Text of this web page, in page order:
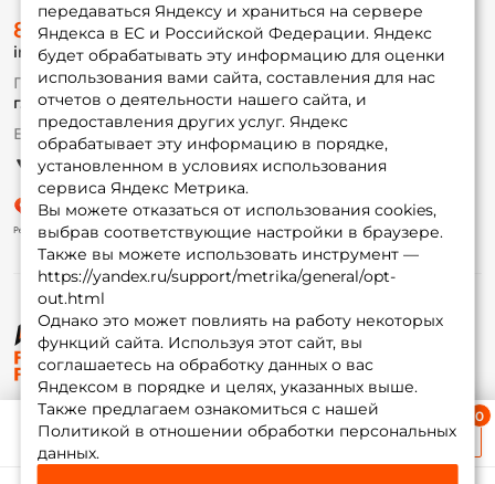
Ближайшая доставка
≈ 1 дн.
передаваться Яндексу и храниться на сервере
Яндекса в ЕС и Российской Федерации. Яндекс
будет обрабатывать эту информацию для оценки
использования вами сайта, составления для нас
отчетов о деятельности нашего сайта, и
предоставления других услуг. Яндекс
обрабатывает эту информацию в порядке,
установленном в условиях использования
сервиса Яндекс Метрика.
Вы можете отказаться от использования cookies,
выбрав соответствующие настройки в браузере.
Также вы можете использовать инструмент —
https://yandex.ru/support/metrika/general/opt-
out.html
Однако это может повлиять на работу некоторых
функций сайта. Используя этот сайт, вы
соглашаетесь на обработку данных о вас
Яндексом в порядке и целях, указанных выше.
Также предлагаем ознакомиться с нашей
Политикой в отношении обработки персональных
данных.
© ФоксФишинг, 2009-2026
О магазине
Доставка
Оплата
Fox-bonus
Гуру
Партнерская программа
8 (495) 532-77-88
info@foxfishing.ru
По вопросам с заказом
г. Москва, ул. Плеханова д.7
Ежедневно 10:00 до 20:00